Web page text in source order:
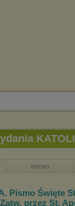
nazwa
Pismo Święte
przez St.